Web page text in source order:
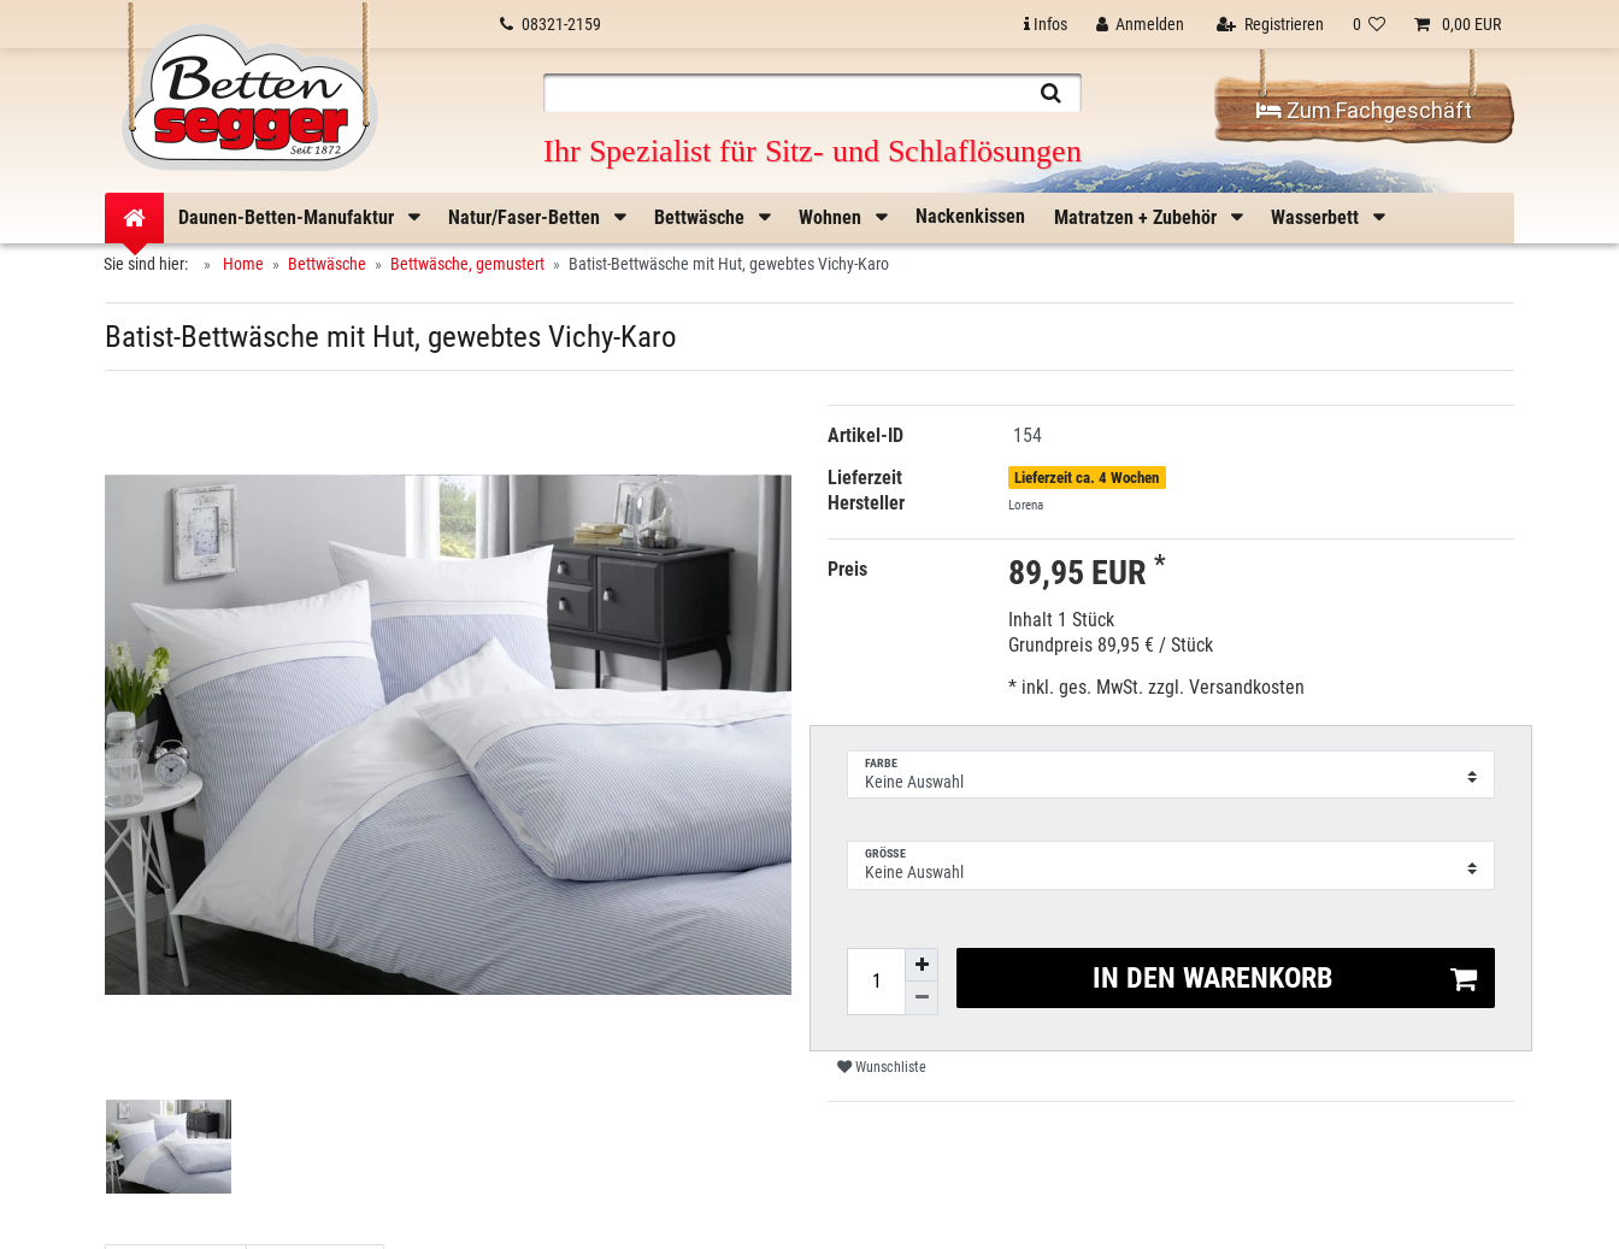
08321-2159 Infos Anmelden Registrieren 0 0,00 EUR
Ihr Spezialist für Sitz- und Schlaflösungen
Zum Fachgeschäft
Daunen-Betten-Manufaktur Natur/Faser-Betten Bettwäsche Wohnen Nackenkissen Matratzen + Zubehör Wasserbett
Sie sind hier: Home Bettwäsche Bettwäsche, gemustert Batist-Bettwäsche mit Hut, gewebtes Vichy-Karo
Batist-Bettwäsche mit Hut, gewebtes Vichy-Karo
Artikel-ID
154
Lieferzeit
Lieferzeit ca. 4 Wochen
Hersteller Lorena
Preis 89,95 EUR *
Inhalt 1 Stück
Grundpreis 89,95 € / Stück
* inkl. ges. MwSt. zzgl. Versandkosten
FARBE
GRÖSSE
IN DEN WARENKORB
Wunschliste